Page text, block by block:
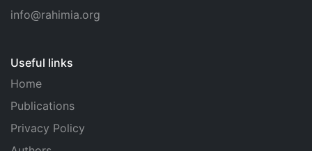
info@rahimia.org
Useful links
Home
Publications
Privacy Policy